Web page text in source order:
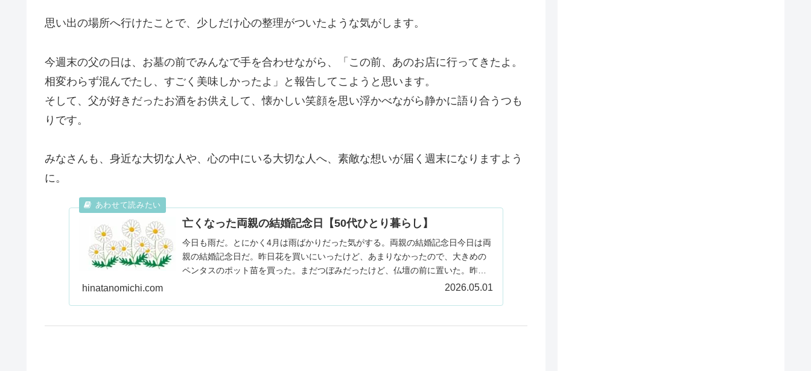
思い出の場所へ行けたことで、少しだけ心の整理がついたような気がします。
今週末の父の日は、お墓の前でみんなで手を合わせながら、「この前、あのお店に行ってきたよ。
相変わらず混んでたし、すごく美味しかったよ」と報告してこようと思います。
そして、父が好きだったお酒をお供えして、懐かしい笑顔を思い浮かべながら静かに語り合うつも
りです。
みなさんも、身近な大切な人や、心の中にいる大切な人へ、素敵な想いが届く週末になりますよう
に。
亡くなった両親の結婚記念日【50代ひとり暮らし】
今日も雨だ。とにかく4月は雨ばかりだった気がする。両親の結婚記念日今日は両
親の結婚記念日だ。昨日花を買いにいったけど、あまりなかったので、大きめの
ペンタスのポット苗を買った。まだつぼみだったけど、仏壇の前に置いた。昨日
hinatanomichi.com 2026.05.01